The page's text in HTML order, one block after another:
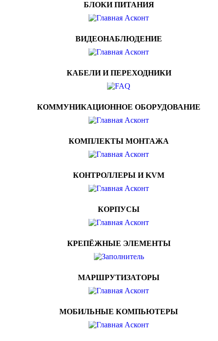
БЛОКИ ПИТАНИЯ
ВИДЕОНАБЛЮДЕНИЕ
КАБЕЛИ И ПЕРЕХОДНИКИ
КОММУНИКАЦИОННОЕ ОБОРУДОВАНИЕ
КОМПЛЕКТЫ МОНТАЖА
КОНТРОЛЛЕРЫ И KVM
КОРПУСЫ
КРЕПЁЖНЫЕ ЭЛЕМЕНТЫ
МАРШРУТИЗАТОРЫ
МОБИЛЬНЫЕ КОМПЬЮТЕРЫ